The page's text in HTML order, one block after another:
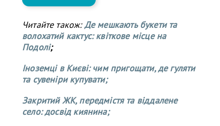
Читайте також:Де мешкають букети та
волохатий кактус: квіткове місце на
Подолі;
Іноземці в Києві: чим пригощати, де гуляти
та сувеніри купувати;
Закритий ЖК, передмістя та віддалене
село: досвід киянина;